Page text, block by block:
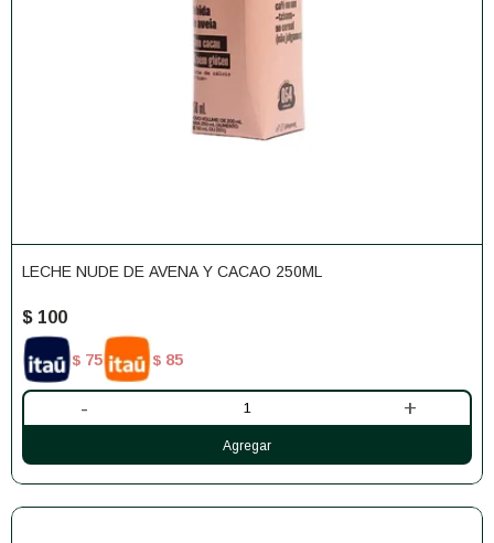
LECHE NUDE DE AVENA Y CACAO 250ML
$ 100
$ 75 $ 85
- +